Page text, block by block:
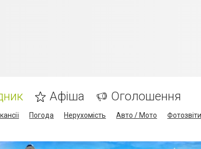
Афіша Оголошення
Погода Нерухомість Авто / Мото Фотозвіти